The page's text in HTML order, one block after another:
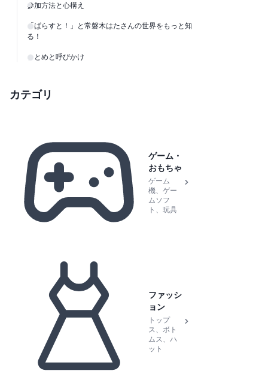
参加方法と心構え
「ぱらすと！」と常磐木はたさんの世界をもっと知
る！
まとめと呼びかけ
カテゴリ
ゲーム・
おもちゃ
ゲーム
機、ゲー
ムソフ
ト、玩具
ファッシ
ョン
トップ
ス、ボト
ムス、ハ
ット